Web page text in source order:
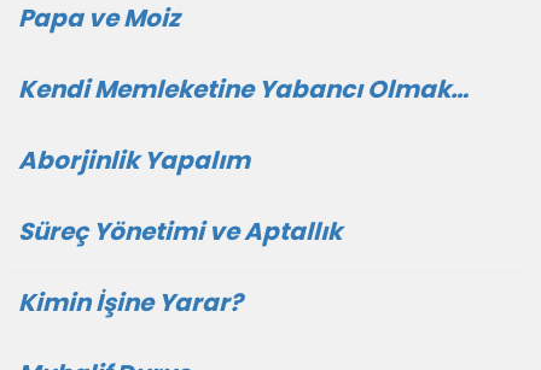
Papa ve Moiz
Kendi Memleketine Yabancı Olmak…
Aborjinlik Yapalım
Süreç Yönetimi ve Aptallık
Kimin İşine Yarar?